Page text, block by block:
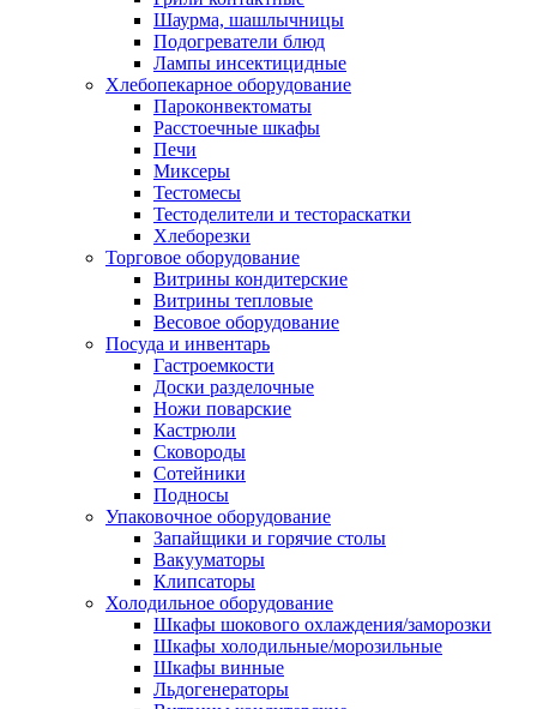
Шаурма, шашлычницы
Подогреватели блюд
Лампы инсектицидные
Хлебопекарное оборудование
Пароконвектоматы
Расстоечные шкафы
Печи
Миксеры
Тестомесы
Тестоделители и тестораскатки
Хлеборезки
Торговое оборудование
Витрины кондитерские
Витрины тепловые
Весовое оборудование
Посуда и инвентарь
Гастроемкости
Доски разделочные
Ножи поварские
Кастрюли
Сковороды
Сотейники
Подносы
Упаковочное оборудование
Запайщики и горячие столы
Вакууматоры
Клипсаторы
Холодильное оборудование
Шкафы шокового охлаждения/заморозки
Шкафы холодильные/морозильные
Шкафы винные
Льдогенераторы